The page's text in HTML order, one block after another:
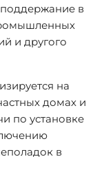
в
и другого
на
домах и
по установке
в